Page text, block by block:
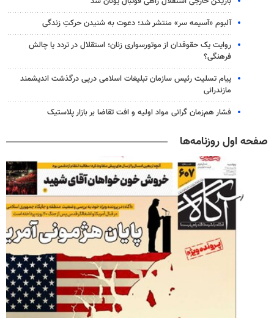
آلبوم «آسیمه سر» منتشر شد؛ دعوت به شنیدن حرکتِ زندگی
روایت یک حقوقدان از موتورسواری زنان؛ استقلال در تردد یا چالش
فرهنگی؟
پیام تسلیت رئیس سازمان تبلیغات اسلامی درپی درگذشت اندیشمند
مازندرانی
فشار هم‌زمان گرانی مواد اولیه و افت تقاضا بر بازار پلاستیک
صفحه اول روزنامه‌ها